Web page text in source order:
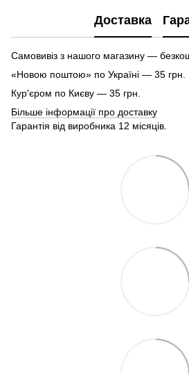
Доставка
Самовивіз з нашого магазину —
«Новою поштою» по Україні — 35 грн.
Кур'єром по Києву — 35 грн.
Більше інформації про доставку
Гарантія від виробника 12 місяців.